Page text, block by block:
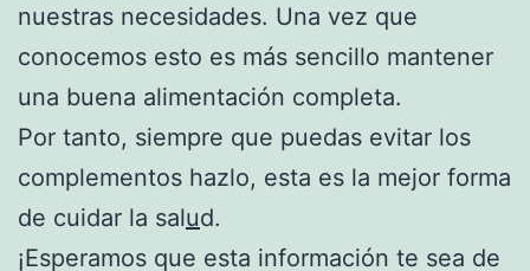
nuestras necesidades. Una vez que
conocemos esto es más sencillo mantener
una buena alimentación completa.
Por tanto, siempre que puedas evitar los
complementos hazlo, esta es la mejor forma
de cuidar la salud.
¡Esperamos que esta información te sea de